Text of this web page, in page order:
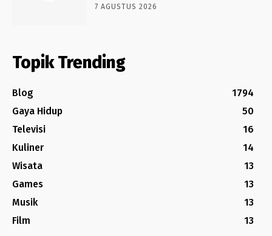
7 AGUSTUS 2026
Topik Trending
Blog
1794
Gaya Hidup
50
Televisi
16
Kuliner
14
Wisata
13
Games
13
Musik
13
Film
13